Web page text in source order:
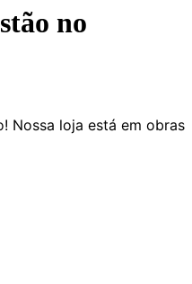
no
Nossa loja está em obras